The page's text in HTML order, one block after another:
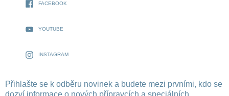
FACEBOOK
YOUTUBE
INSTAGRAM
Přihlašte se k odběru novinek a budete mezi prvními, kdo se